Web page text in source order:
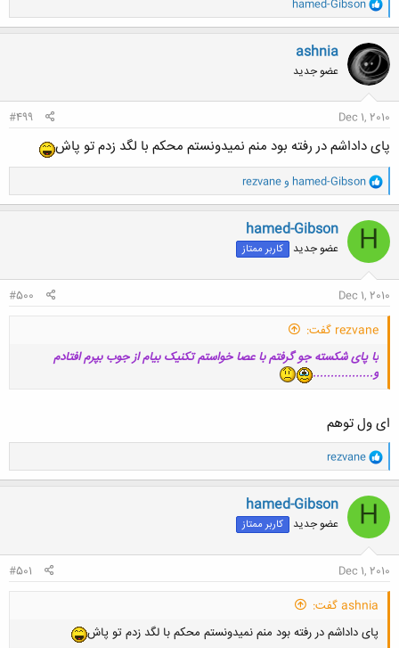
ا
ک
ن
ش
ه
ا
hamed-Gibson
ashnia
عضو جدید
Dec 1, 2010
#499
پای داداشم در رفته بود منم نمیدونستم محکم با لگد زدم تو پاش
و
ا
ک
ن
ش
ه
ا
hamed-Gibson وrezvane
H
hamed-Gibson
عضو جدید کاربر ممتاز
Dec 1, 2010
#500
rezvane گفت:
با پای شکسته جو گرفتم با عصا خواستم تکنیک بیام از جوب بپرم افتادم
و.................
ای ول توهم
و
ا
ک
ن
ش
ه
ا
rezvane
H
hamed-Gibson
عضو جدید کاربر ممتاز
Dec 1, 2010
#501
ashnia گفت:
پای داداشم در رفته بود منم نمیدونستم محکم با لگد زدم تو پاش